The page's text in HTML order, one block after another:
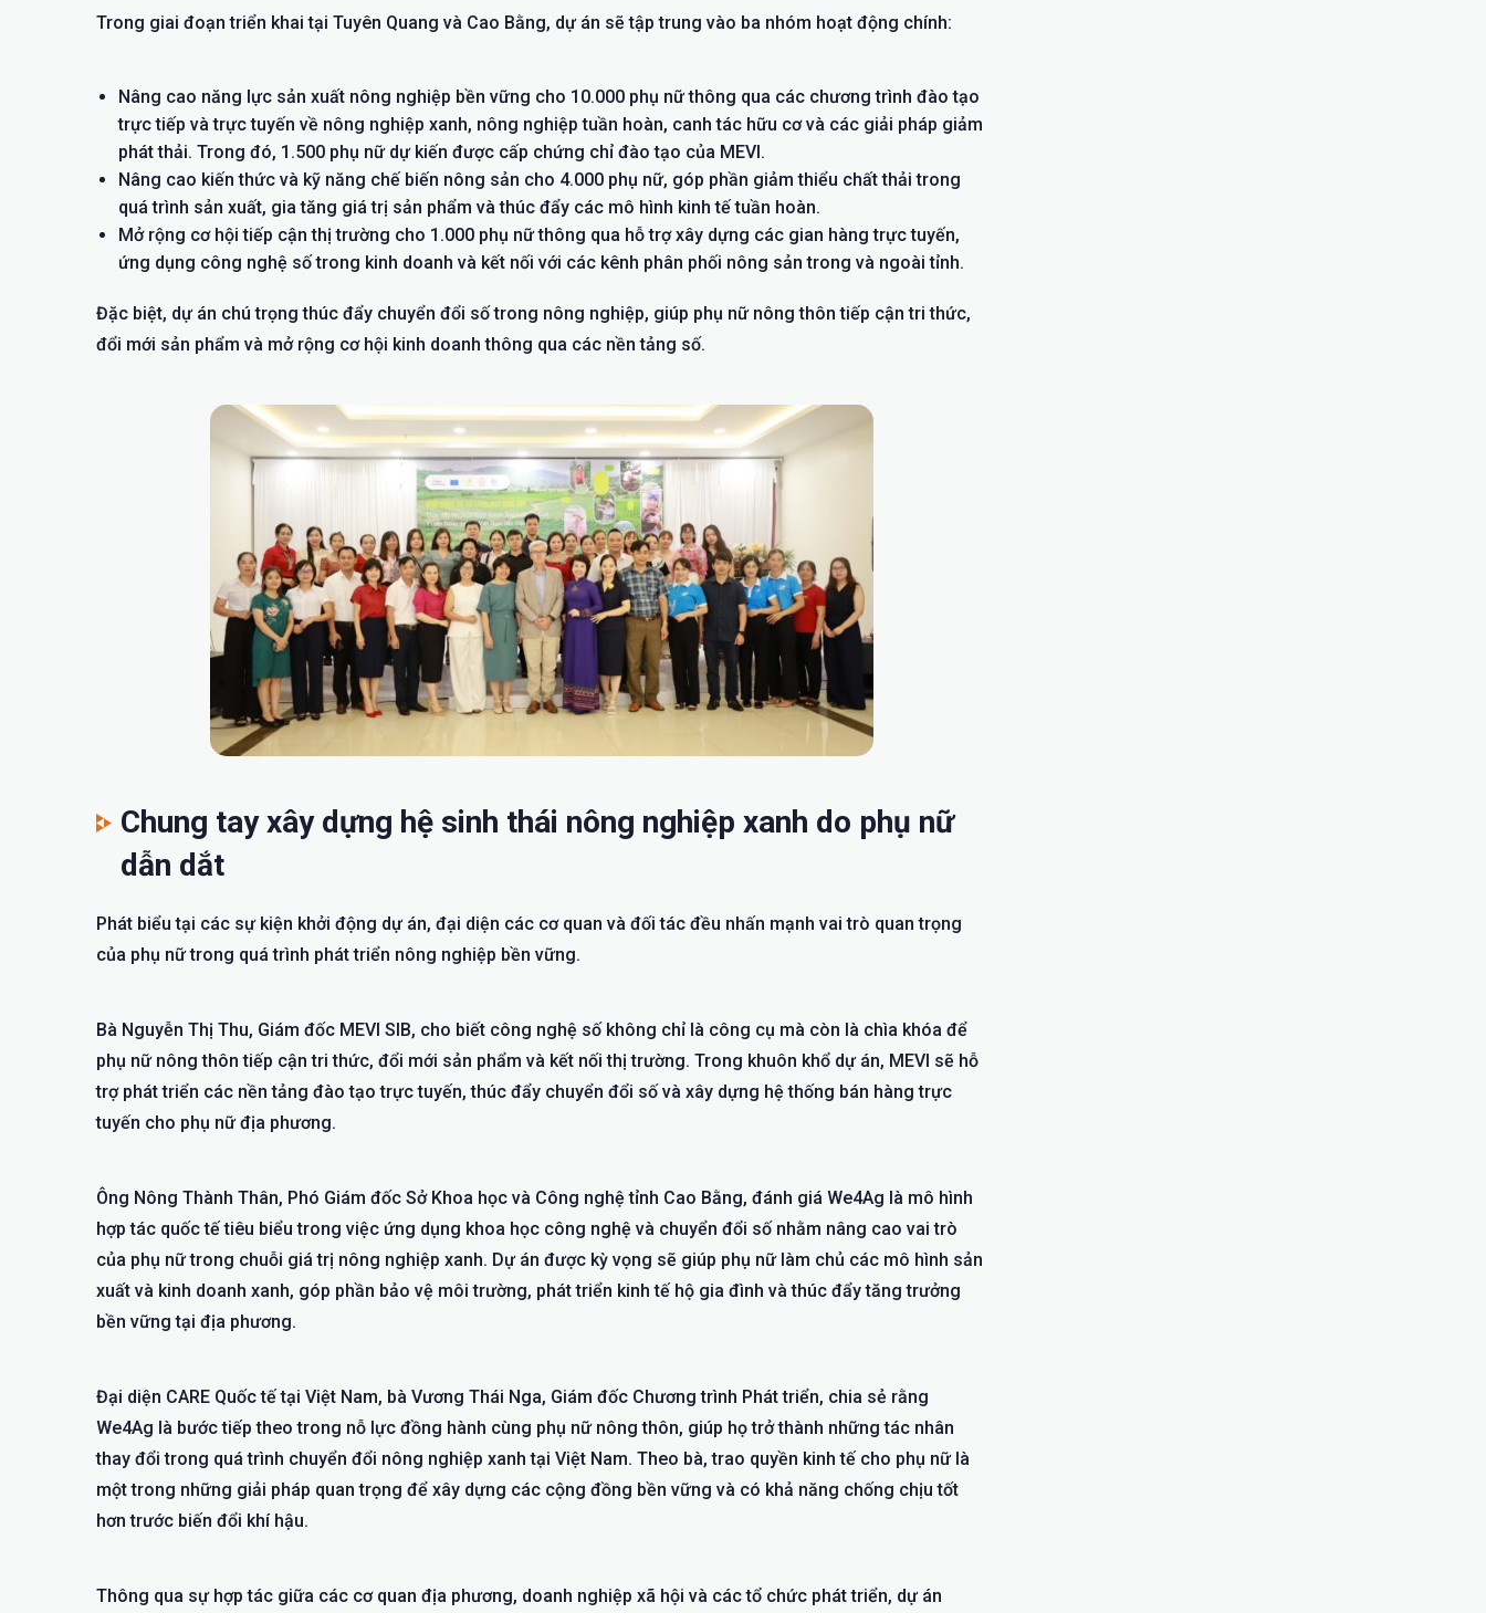
Trong giai đoạn triển khai tại Tuyên Quang và Cao Bằng, dự án sẽ tập trung vào ba nhóm hoạt động chính:
Nâng cao năng lực sản xuất nông nghiệp bền vững cho 10.000 phụ nữ thông qua các chương trình đào tạo
trực tiếp và trực tuyến về nông nghiệp xanh, nông nghiệp tuần hoàn, canh tác hữu cơ và các giải pháp giảm
phát thải. Trong đó, 1.500 phụ nữ dự kiến được cấp chứng chỉ đào tạo của MEVI.
Nâng cao kiến thức và kỹ năng chế biến nông sản cho 4.000 phụ nữ, góp phần giảm thiểu chất thải trong
quá trình sản xuất, gia tăng giá trị sản phẩm và thúc đẩy các mô hình kinh tế tuần hoàn.
Mở rộng cơ hội tiếp cận thị trường cho 1.000 phụ nữ thông qua hỗ trợ xây dựng các gian hàng trực tuyến,
ứng dụng công nghệ số trong kinh doanh và kết nối với các kênh phân phối nông sản trong và ngoài tỉnh.
Đặc biệt, dự án chú trọng thúc đẩy chuyển đổi số trong nông nghiệp, giúp phụ nữ nông thôn tiếp cận tri thức,
đổi mới sản phẩm và mở rộng cơ hội kinh doanh thông qua các nền tảng số.
Chung tay xây dựng hệ sinh thái nông nghiệp xanh do phụ nữ
dẫn dắt
Phát biểu tại các sự kiện khởi động dự án, đại diện các cơ quan và đối tác đều nhấn mạnh vai trò quan trọng
của phụ nữ trong quá trình phát triển nông nghiệp bền vững.
Bà Nguyễn Thị Thu, Giám đốc MEVI SIB, cho biết công nghệ số không chỉ là công cụ mà còn là chìa khóa để
phụ nữ nông thôn tiếp cận tri thức, đổi mới sản phẩm và kết nối thị trường. Trong khuôn khổ dự án, MEVI sẽ hỗ
trợ phát triển các nền tảng đào tạo trực tuyến, thúc đẩy chuyển đổi số và xây dựng hệ thống bán hàng trực
tuyến cho phụ nữ địa phương.
Ông Nông Thành Thân, Phó Giám đốc Sở Khoa học và Công nghệ tỉnh Cao Bằng, đánh giá We4Ag là mô hình
hợp tác quốc tế tiêu biểu trong việc ứng dụng khoa học công nghệ và chuyển đổi số nhằm nâng cao vai trò
của phụ nữ trong chuỗi giá trị nông nghiệp xanh. Dự án được kỳ vọng sẽ giúp phụ nữ làm chủ các mô hình sản
xuất và kinh doanh xanh, góp phần bảo vệ môi trường, phát triển kinh tế hộ gia đình và thúc đẩy tăng trưởng
bền vững tại địa phương.
Đại diện CARE Quốc tế tại Việt Nam, bà Vương Thái Nga, Giám đốc Chương trình Phát triển, chia sẻ rằng
We4Ag là bước tiếp theo trong nỗ lực đồng hành cùng phụ nữ nông thôn, giúp họ trở thành những tác nhân
thay đổi trong quá trình chuyển đổi nông nghiệp xanh tại Việt Nam. Theo bà, trao quyền kinh tế cho phụ nữ là
một trong những giải pháp quan trọng để xây dựng các cộng đồng bền vững và có khả năng chống chịu tốt
hơn trước biến đổi khí hậu.
Thông qua sự hợp tác giữa các cơ quan địa phương, doanh nghiệp xã hội và các tổ chức phát triển, dự án